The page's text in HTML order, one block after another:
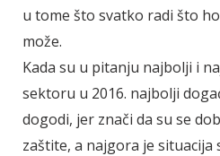
u tome što svatko radi što
može.
Kada su u pitanju najbolji i
sektoru u 2016. najbolji
dogodi, jer znači da su se
zaštite, a najgora je